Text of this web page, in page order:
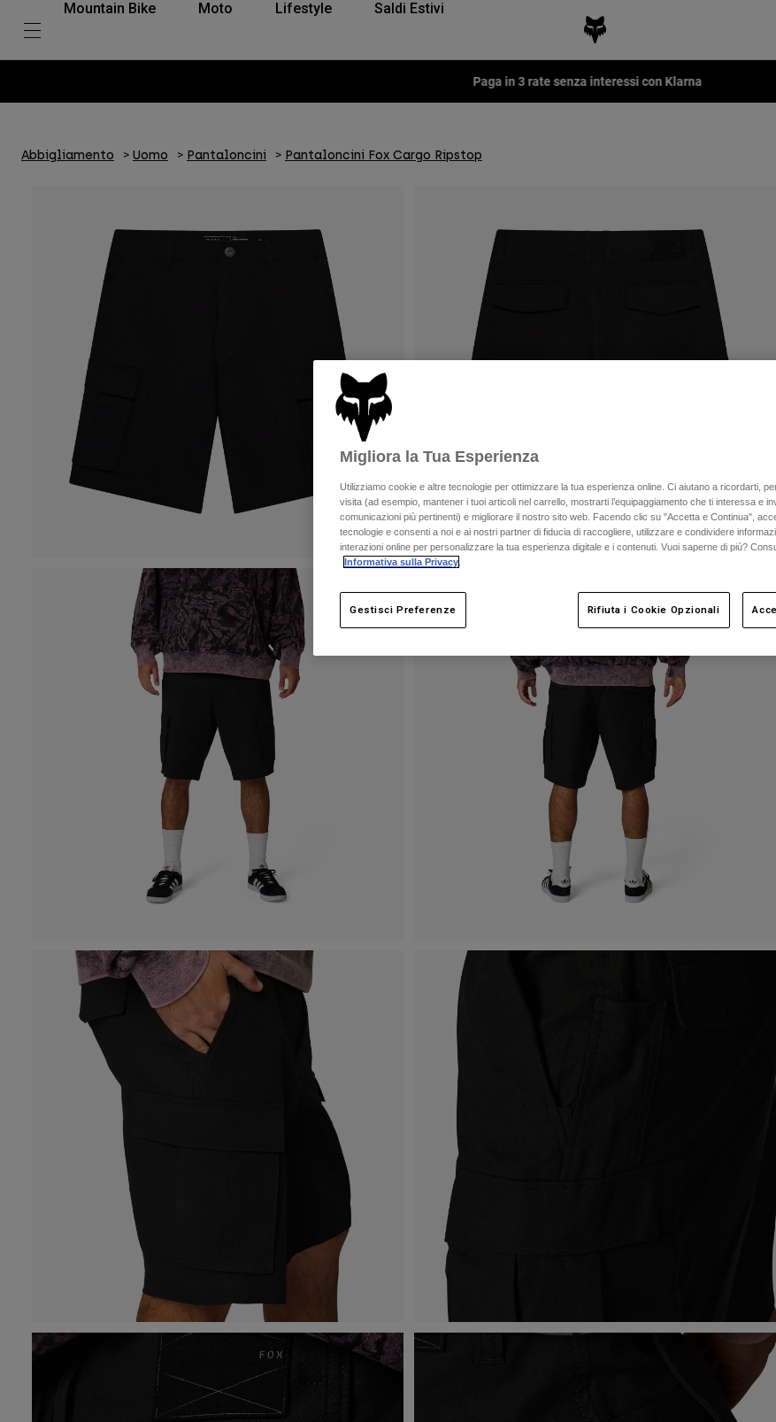
Mountain Bike Moto Lifestyle Saldi Estivi
Paga in 3 rate senza interessi con Klarna
Abbigliamento Uomo Pantaloncini Pantaloncini Fox Cargo Ripstop
Migliora la Tua Esperienza
Utilizziamo cookie e altre tecnologie per ottimizzare la tua esperienza online. Ci aiutano a ricordarti,
visita (ad esempio, mantener i tuoi articoli nel carrello, mostrarti l’equipaggiamento che ti interessa e
comunicazioni più pertinenti) e migliorare il nostro sito web. Facendo clic su "Accetta e Continua",
tecnologie e consenti a noi e ai nostri partner di fiducia di raccogliere, utilizzare e condividere
interazioni online per personalizzare la tua esperienza digitale e i contenuti. Vuoi saperne di più?
Informativa sulla Privacy
Gestisci Preferenze Rifiuta i Cookie Opzionali